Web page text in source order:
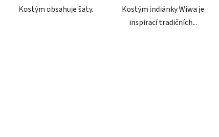
Kostým obsahuje šaty.
Kostým indiánky Wiwa je
inspirací tradičních...